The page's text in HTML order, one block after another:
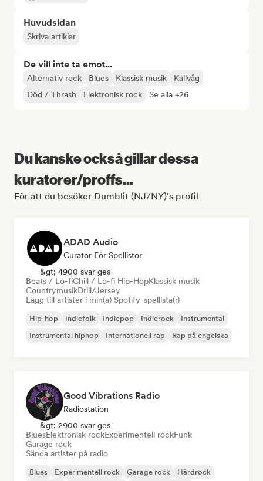
Huvudsidan
Skriva artiklar
De vill inte ta emot...
Alternativ rock Blues Klassisk musik
Kallvåg
Död / Thrash
Elektronisk rock Se alla +26
Du kanske också gillar dessa
kuratorer/proffs...
För att du besöker Dumblit (NJ/NY)'s profil
ADAD Audio
Curator För Spellistor
&gt; 4900 svar ges
Beats / Lo-fiChill / Lo-fi Hip-HopKlassisk musik
CountrymusikDrill/Jersey
Lägg till artister i min(a) Spotify-spellista(r)
Hip-hop Indiefolk Indiepop Indierock
Instrumental
Instrumental hiphop
Internationell rap Rap på engelska
Good Vibrations Radio
Radiostation
&gt; 2900 svar ges
BluesElektronisk rockExperimentell rockFunk
Garage rock
Sända artister på radio
Blues Experimentell rock Garage rock
Hårdrock